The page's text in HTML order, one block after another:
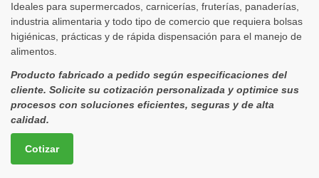
Ideales para supermercados, carnicerías, fruterías, panaderías,
industria alimentaria y todo tipo de comercio que requiera bolsas
higiénicas, prácticas y de rápida dispensación para el manejo de
alimentos.
Producto fabricado a pedido según especificaciones del
cliente. Solicite su cotización personalizada y optimice sus
procesos con soluciones eficientes, seguras y de alta
calidad.
Cotizar